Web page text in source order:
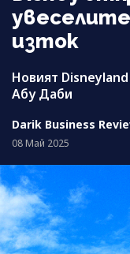
изток
Новият
Абу Даби
Darik Business
08 Май 2025